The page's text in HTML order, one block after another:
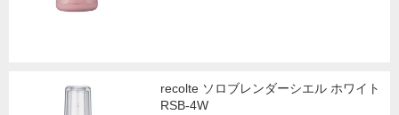
recolte ソロブレンダーシエル ホワイト
RSB-4W